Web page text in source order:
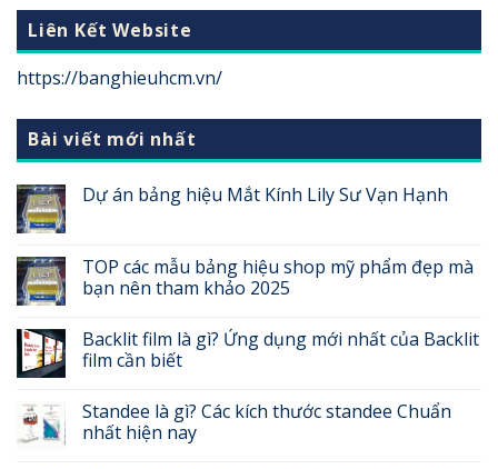
Liên Kết Website
https://banghieuhcm.vn/
Bài viết mới nhất
Dự án bảng hiệu Mắt Kính Lily Sư Vạn Hạnh
TOP các mẫu bảng hiệu shop mỹ phẩm đẹp mà
bạn nên tham khảo 2025
Backlit film là gì? Ứng dụng mới nhất của Backlit
film cần biết
Standee là gì? Các kích thước standee Chuẩn
nhất hiện nay